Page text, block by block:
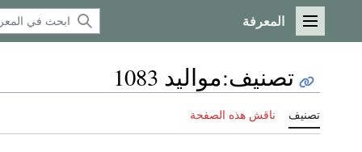
القائمة الرئيسية
المعرفة
تصنيف:مواليد 1083
تصنيف ناقش هذه الصفحة